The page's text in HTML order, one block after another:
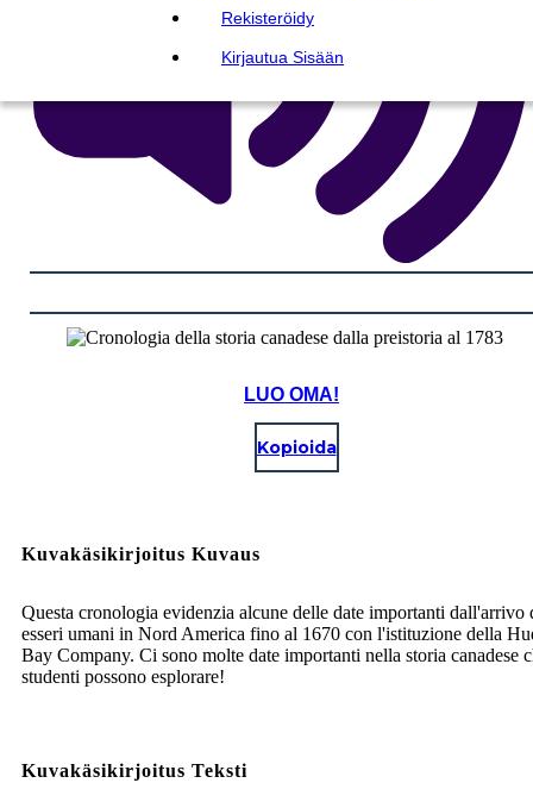
Rekisteröidy
Kirjautua Sisään
LUO OMA!
Kopioida
Kuvakäsikirjoitus Kuvaus
Questa cronologia evidenzia alcune delle date importanti dall'arrivo
esseri umani in Nord America fino al 1670 con l'istituzione della
Bay Company. Ci sono molte date importanti nella storia canadese
studenti possono esplorare!
Kuvakäsikirjoitus Teksti